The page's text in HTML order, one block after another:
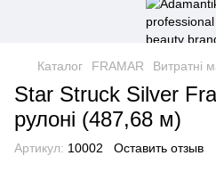
Каталог FRAMAR Витратні
Star Struck Silver
рулоні (487,68 м)
Артикул: 10002 Оставить отзыв